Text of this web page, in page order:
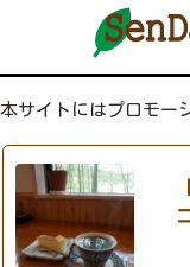
本サイトにはプロモー